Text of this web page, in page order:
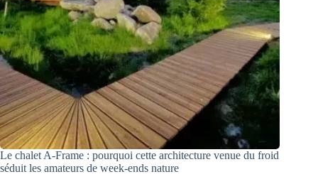
Le chalet A-Frame : pourquoi cette architecture venue du froid
séduit les amateurs de week-ends nature